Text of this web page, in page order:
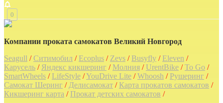
0
Компании проката самокатов Великий Новгород
Seagull /Ситимобил / Ecoplus / Zevs / Busyfly / Eleven /
Карусель / Яндекс кикшеринг / Молния / UrentBike /To Go /
SmartWheels / LifeStyle /YouDrive Lite /Whoosh / Рушеринг /
Самокат Шеринг / Делисамокат / Карта прокатов самокатов /
Кикшеринг карта / Прокат детских самокатов /